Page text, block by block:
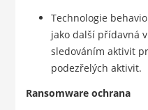
Technologie
jako další přídavná
sledováním aktivit
podezřelých aktivit.
Ransomware ochrana